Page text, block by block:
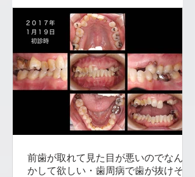
前歯が取れて見た目が悪いのでなんと
かして欲しい・歯周病で歯が抜けそ